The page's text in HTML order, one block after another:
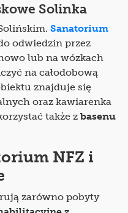
Solinka
Sanatorium
odwiedzin przez
lub na wózkach
na całodobową
znajduje się
oraz kawiarenka
także z basenu
NFZ i
zarówno pobyty